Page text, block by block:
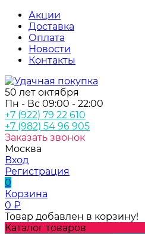
Акции
Доставка
Оплата
Новости
Контакты
50 лет октября
Пн - Вс 09:00 - 22:00
+7 (922) 79 22 610
+7 (982) 54 96 905
Заказать звонок
Москва
Вход
Регистрация
0
Корзина
0 ₽
Товар добавлен в корзину!
Каталог товаров